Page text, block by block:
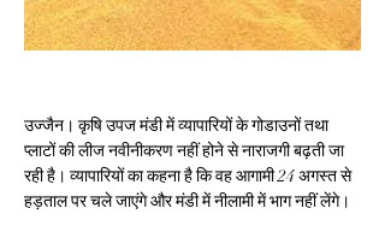
उज्जैन। कृषि उपज मंडी में व्यापारियों के गोडाउनों तथा
प्लाटों की लीज नवीनीकरण नहीं होने से नाराजगी बढ़ती जा
रही है। व्यापारियों का कहना है कि वह आगामी 24 अगस्त से
हड़ताल पर चले जाएंगे और मंडी में नीलामी में भाग नहीं लेंगे।